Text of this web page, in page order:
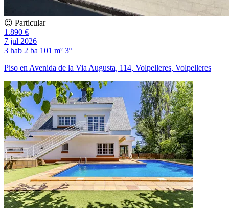
😍 Particular
1.890 €
7 jul 2026
3 hab 2 ba 101 m² 3º
Piso en Avenida de la Via Augusta, 114, Volpelleres, Volpelleres